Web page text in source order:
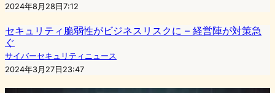
2024年8月28日7:12
セキュリティ脆弱性がビジネスリスクに – 経営陣が対策急
ぐ
サイバーセキュリティニュース
2024年3月27日23:47